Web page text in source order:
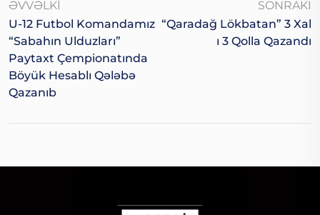
ƏVVƏLKI
U-12 Futbol Komandamız
“Sabahın Ulduzları”
Paytaxt Çempionatında
Böyük Hesablı Qələbə
Qazanıb
SONRAKI
“Qaradağ Lökbatan” 3 Xal
I 3 Qolla Qazandı